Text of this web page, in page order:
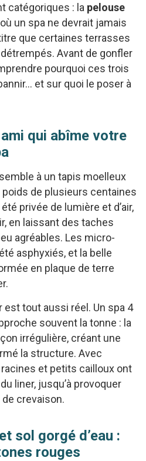
catégoriques : la pelouse
un spa ne devrait jamais
que certaines terrasses
Avant de gonfler
pourquoi ces trois
et sur quoi le poser à
qui abîme votre
à un tapis moelleux
poids de plusieurs centaines
été privée de lumière et d’air,
en laissant des taches
agréables. Les micro-
asphyxiés, et la belle
en plaque de terre
est tout aussi réel. Un spa 4
souvent la tonne : la
irrégulière, créant une
la structure. Avec
et petits cailloux ont
liner, jusqu’à provoquer
crevaison.
sol gorgé d’eau :
rouges